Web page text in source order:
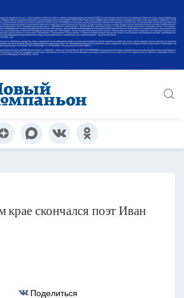
скончался поэт Иван
Поделиться